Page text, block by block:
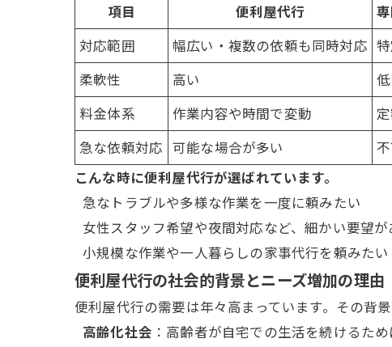
項目
便利屋代行
対応範囲
幅広い・複数の依頼も同時対応
柔軟性
高い
料金体系
作業内容や時間で変動
急な依頼対応 可能な場合が多い
こんな時に便利屋代行が選ばれています。
急なトラブルや多様な作業を一度に頼みたい
女性スタッフ希望や夜間対応など、細かい要望が
小規模な作業や一人暮らしの家事代行を頼みたい
便利屋代行の社会的背景とニーズ増加の理由
便利屋代行の需要は年々高まっています。その背
高齢化社会 ：高齢者が自宅での生活を続けるため